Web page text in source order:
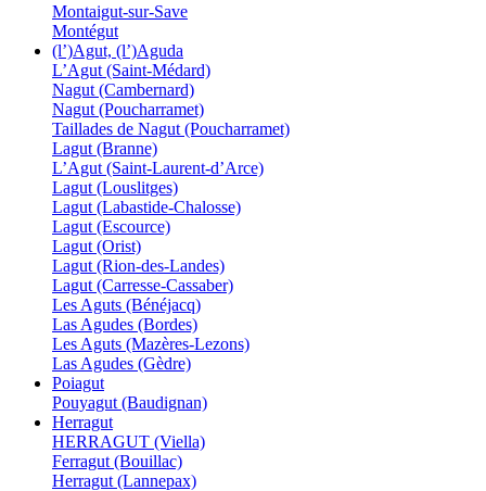
Montaigut-sur-Save
Montégut
(l’)Agut, (l’)Aguda
L’Agut (Saint-Médard)
Nagut (Cambernard)
Nagut (Poucharramet)
Taillades de Nagut (Poucharramet)
Lagut (Branne)
L’Agut (Saint-Laurent-d’Arce)
Lagut (Louslitges)
Lagut (Labastide-Chalosse)
Lagut (Escource)
Lagut (Orist)
Lagut (Rion-des-Landes)
Lagut (Carresse-Cassaber)
Les Aguts (Bénéjacq)
Las Agudes (Bordes)
Les Aguts (Mazères-Lezons)
Las Agudes (Gèdre)
Poiagut
Pouyagut (Baudignan)
Herragut
HERRAGUT (Viella)
Ferragut (Bouillac)
Herragut (Lannepax)